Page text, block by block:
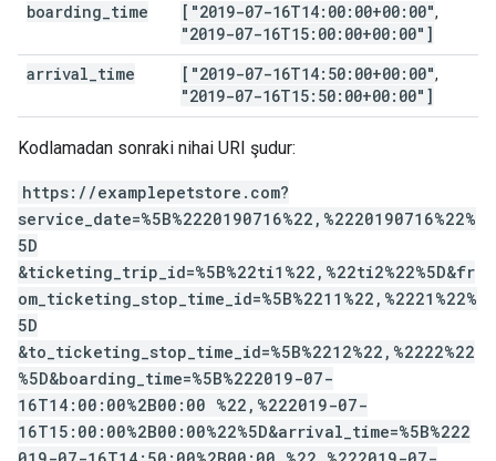
boarding time ["2019-07-16T14:00:00+00:00",
"2019-07-16T15:00:00+00:00"]
arrival time ["2019-07-16T14:50:00+00:00",
"2019-07-16T15:50:00+00:00"]
Kodlamadan sonraki nihai URI şudur:
https://examplepetstore.com?
service_date=%5B%2220190716%22,%2220190716%22%
5D
&ticketing_trip_id=%5B%22ti1%22,%22ti2%22%5D&fr
om_ticketing_stop_time_id=%5B%2211%22,%2221%22%
5D
&to_ticketing_stop_time_id=%5B%2212%22,%2222%22
%5D&boarding_time=%5B%222019-07-
16T14:00:00%2B00:00 %22,%222019-07-
16T15:00:00%2B00:00%22%5D&arrival_time=%5B%222